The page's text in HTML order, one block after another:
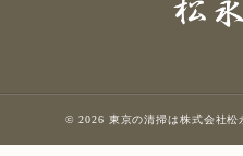
© 2026 東京の清掃は株式会社松